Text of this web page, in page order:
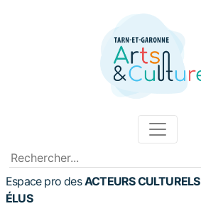
Espace pro desACTEURS CULTURELS
ÉLUS